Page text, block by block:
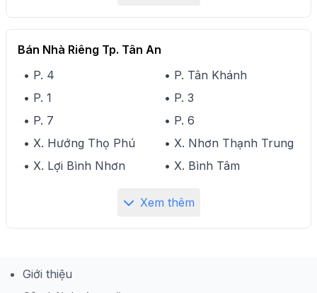
Bán Nhà Riêng Tp. Tân An
• P. 4
• P. Tân Khánh
• P. 1
• P. 3
• P. 7
• P. 6
• X. Hướng Thọ Phú
• X. Nhơn Thạnh Trung
• X. Lợi Bình Nhơn
• X. Bình Tâm
Xem thêm
Giới thiệu